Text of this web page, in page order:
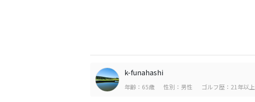
k-funahashi
年齢：65歳 性別：男性 ゴルフ歴：21年以上